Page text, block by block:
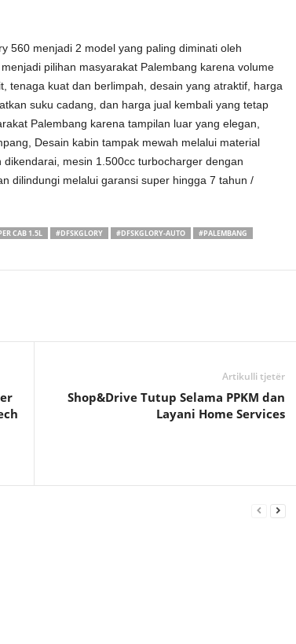
560 menjadi 2 model yang paling diminati oleh
pilihan masyarakat Palembang karena volume
tenaga kuat dan berlimpah, desain yang atraktif, harga
suku cadang, dan harga jual kembali yang tetap
Palembang karena tampilan luar yang elegan,
Desain kabin tampak mewah melalui material
mesin 1.500cc turbocharger dengan
dilindungi melalui garansi super hingga 7 tahun /
CAB 1.5L #DFSKGLORY #DFSKGLORY-AUTO
#PALEMBANG
Artikulli tjetër
Shop&Drive Tutup Selama PPKM dan
Layani Home Services